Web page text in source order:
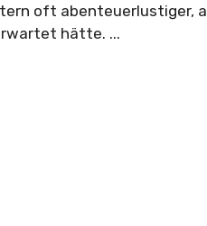
oft abenteuerlustiger,
hätte. ...